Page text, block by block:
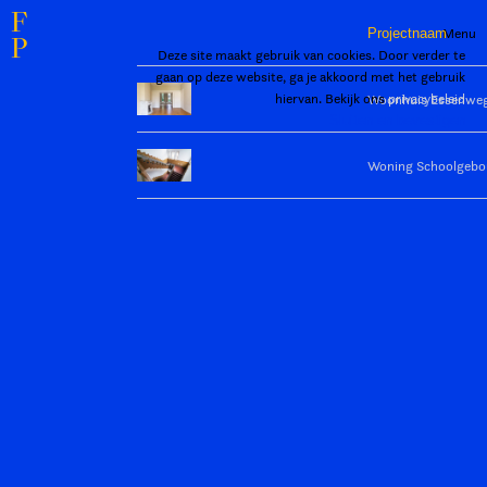
Deze site maakt gebruik van cookies. Door verder te
gaan op deze website, ga je akkoord met het gebruik
hiervan. Bekijk onsprivacybeleid
F
P Menu
Projectnaam
Woonhuis
Woning